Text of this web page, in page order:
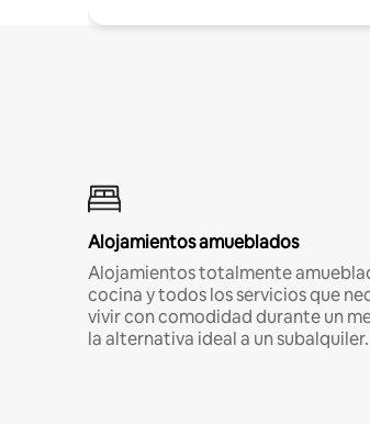
Alojamientos amueblados
Alojamientos totalmente
cocina y todos los servicios que
vivir con comodidad durante un
la alternativa ideal a un subalquiler.